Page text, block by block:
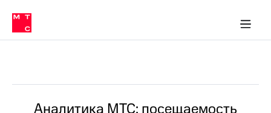
Медиа-центр
и акционерам
Устойчивое развитие
Комплаенс и деловая этика
компании
Карьера
в МТС
Пресс-